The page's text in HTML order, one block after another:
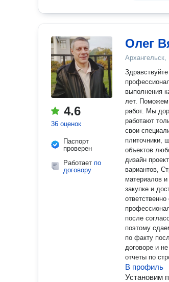
4.6
36 оценок
Паспорт
проверен
Работает по
договору
Олег
выполнения
лет. Поможем
работ. Мы
работают
свои
плиточники,
объектов
дизайн
вариантов,
материалов
закупке и
после
поэтому
по факту
договоре и
отчеты по
своей
В профиль
Установим